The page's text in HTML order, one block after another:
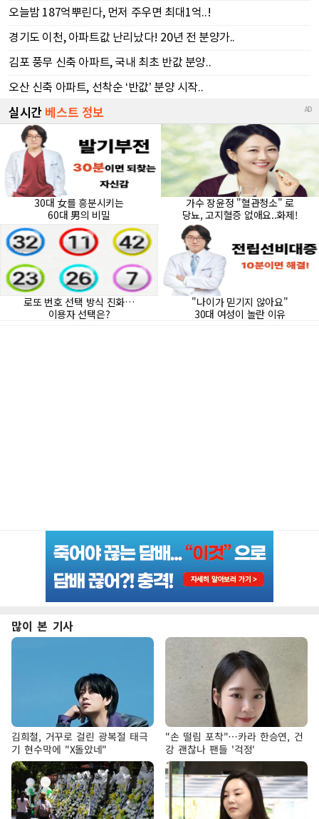
많이 본 기사
김희철, 거꾸로 걸린 광복절 태극
기 현수막에 "X돌았네"
"손 떨림 포착"…카라 한승연, 건
강 괜찮나 팬들 '걱정'